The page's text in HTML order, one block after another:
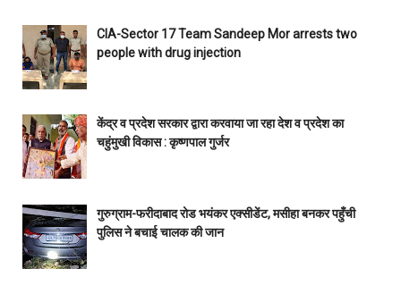
CIA-Sector 17 Team Sandeep Mor arrests two
people with drug injection
केंद्र व प्रदेश सरकार द्वारा करवाया जा रहा देश व प्रदेश का
चहुंमुखी विकास : कृष्णपाल गुर्जर
गुरुग्राम-फरीदाबाद रोड भयंकर एक्सीडेंट, मसीहा बनकर पहुँची
पुलिस ने बचाई चालक की जान